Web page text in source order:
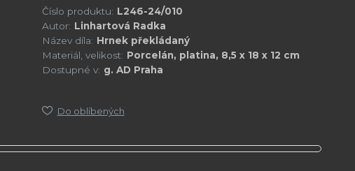
Číslo produktu: L246-24/010
Autor: Linhartová Radka
Název díla: Hrnek překládaný
Materiál, velikost: Porcelán, platina, 8,5 x 18 x 12 cm
Dostupné v: g. AD Praha
Do oblíbených